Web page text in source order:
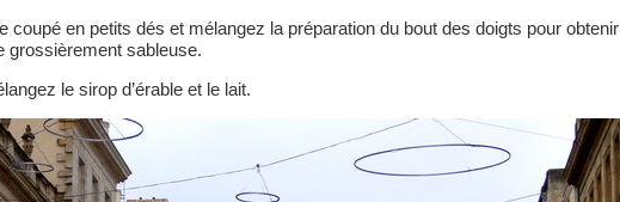
coupé en petits dés et mélangez la préparation du bout des doigts pour obtenir
grossièrement sableuse.
le sirop d’érable et le lait.